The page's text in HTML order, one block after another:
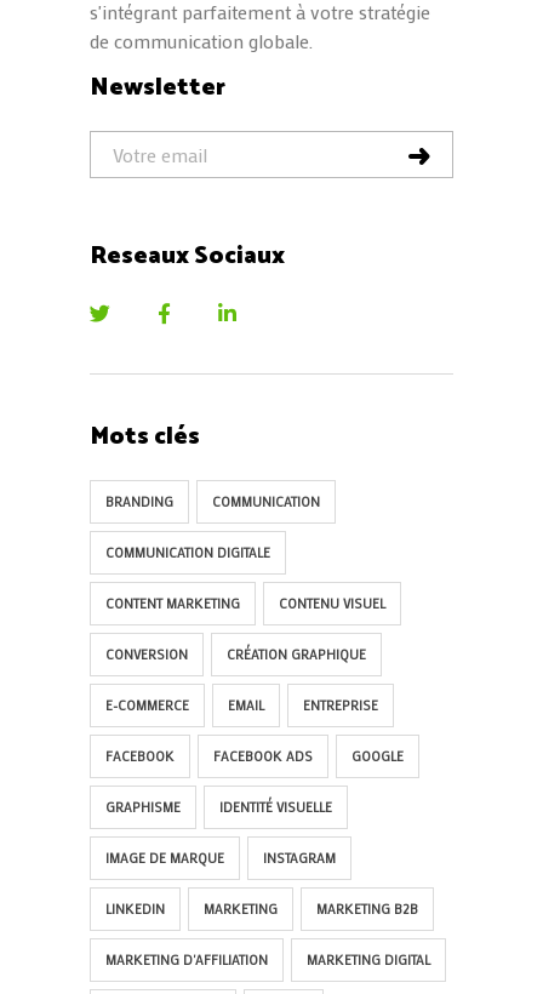
s'intégrant parfaitement à votre stratégie
de communication globale.
Newsletter
Reseaux Sociaux
Mots clés
BRANDING COMMUNICATION
COMMUNICATION DIGITALE
CONTENT MARKETING CONTENU VISUEL
CONVERSION CRÉATION GRAPHIQUE
E-COMMERCE EMAIL ENTREPRISE
FACEBOOK FACEBOOK ADS GOOGLE
GRAPHISME IDENTITÉ VISUELLE
IMAGE DE MARQUE INSTAGRAM
LINKEDIN MARKETING MARKETING B2B
MARKETING D'AFFILIATION MARKETING DIGITAL